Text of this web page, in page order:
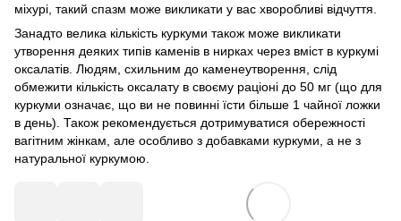
міхурі, такий спазм може викликати у вас хворобливі відчуття.
Занадто велика кількість куркуми також може викликати
утворення деяких типів каменів в нирках через вміст в куркумі
оксалатів. Людям, схильним до каменеутворення, слід
обмежити кількість оксалату в своєму раціоні до 50 мг (що для
куркуми означає, що ви не повинні їсти більше 1 чайної ложки
в день). Також рекомендується дотримуватися обережності
вагітним жінкам, але особливо з добавками куркуми, а не з
натуральної куркумою.